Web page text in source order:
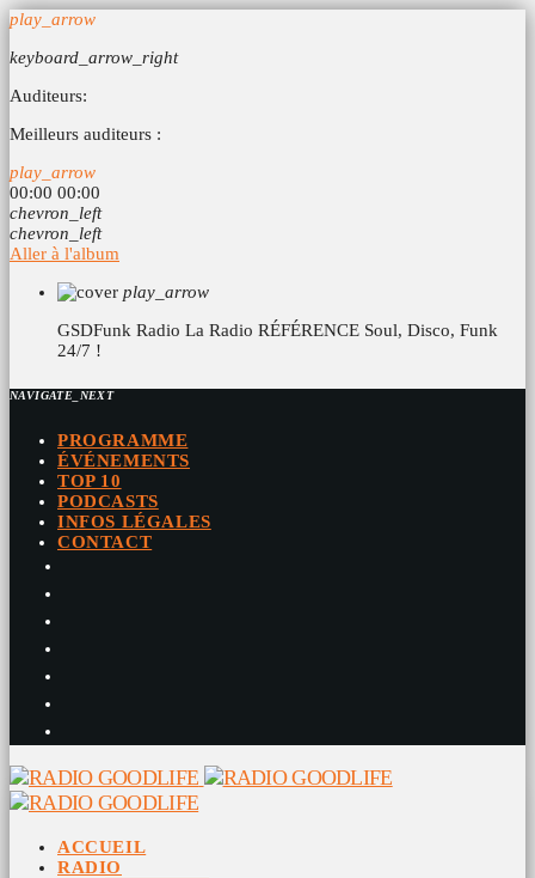
play_arrow
keyboard_arrow_right
Auditeurs:
Meilleurs auditeurs :
play_arrow
00:00 00:00
chevron_left
chevron_left
Aller à l'album
play_arrow
GSDFunk Radio La Radio RÉFÉRENCE Soul, Disco, Funk
24/7 !
NAVIGATE_NEXT
PROGRAMME
ÉVÉNEMENTS
TOP 10
PODCASTS
INFOS LÉGALES
CONTACT
ACCUEIL
RADIO